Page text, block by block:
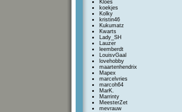
Kloes
koekjes
Kolky
kristin46
Kukumatz
Kwarts
Lady_SH
Lauzer
leemberdt
LouisvGaal
lovehobby
maartenhendrix
Mapex
marcelvries
marcoh64
MarK.
Marrinty
MeesterZet
mevrauw